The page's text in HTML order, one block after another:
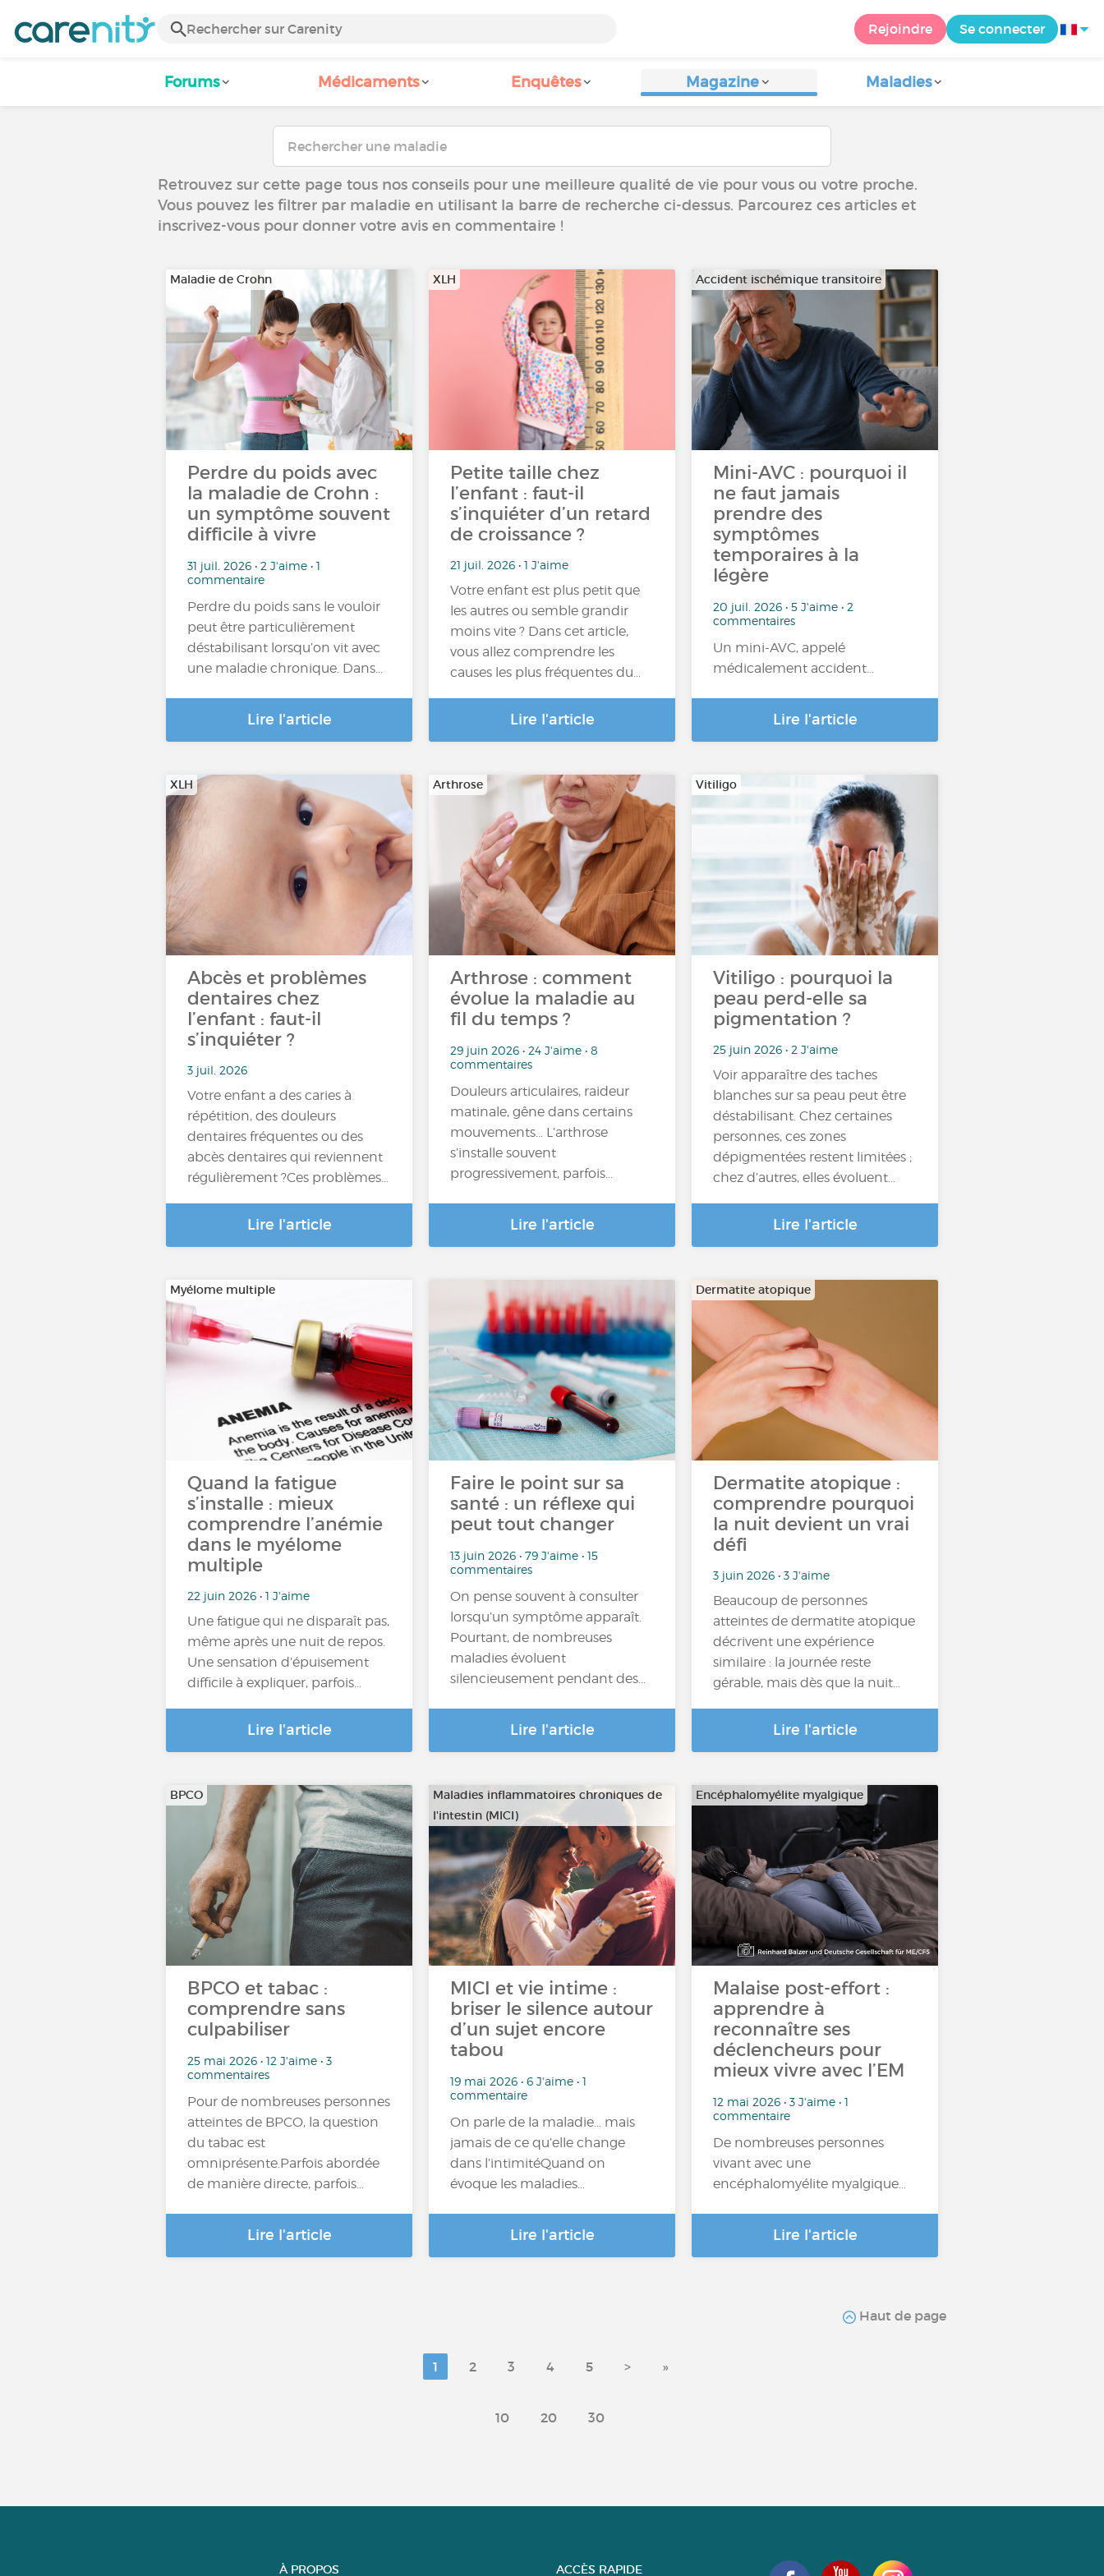
Rejoindre Se connecter
Forums Médicaments Enquêtes Magazine Maladies
Retrouvez sur cette page tous nos conseils pour une meilleure qualité de vie pour vous ou votre proche.
Vous pouvez les filtrer par maladie en utilisant la barre de recherche ci-dessus. Parcourez ces articles et
inscrivez-vous pour donner votre avis en commentaire !
Maladie de Crohn
Perdre du poids avec
la maladie de Crohn :
un symptôme souvent
difficile à vivre
31 juil. 2026 • 2 J'aime • 1
commentaire
Perdre du poids sans le vouloir
peut être particulièrement
déstabilisant lorsqu’on vit avec
une maladie chronique. Dans…
Lire l'article
XLH
Petite taille chez
l’enfant : faut-il
s’inquiéter d’un retard
de croissance ?
21 juil. 2026 • 1 J'aime
Votre enfant est plus petit que
les autres ou semble grandir
moins vite ? Dans cet article,
vous allez comprendre les
causes les plus fréquentes du…
Lire l'article
Accident ischémique transitoire
Mini-AVC : pourquoi il
ne faut jamais
prendre des
symptômes
temporaires à la
légère
20 juil. 2026 • 5 J'aime • 2
commentaires
Un mini-AVC, appelé
médicalement accident…
Lire l'article
XLH
Abcès et problèmes
dentaires chez
l’enfant : faut-il
s’inquiéter ?
3 juil. 2026
Votre enfant a des caries à
répétition, des douleurs
dentaires fréquentes ou des
abcès dentaires qui reviennent
régulièrement ?Ces problèmes…
Lire l'article
Arthrose
Arthrose : comment
évolue la maladie au
fil du temps ?
29 juin 2026 • 24 J'aime • 8
commentaires
Douleurs articulaires, raideur
matinale, gêne dans certains
mouvements… L’arthrose
s’installe souvent
progressivement, parfois…
Lire l'article
Vitiligo
Vitiligo : pourquoi la
peau perd-elle sa
pigmentation ?
25 juin 2026 • 2 J'aime
Voir apparaître des taches
blanches sur sa peau peut être
déstabilisant. Chez certaines
personnes, ces zones
dépigmentées restent limitées ;
chez d’autres, elles évoluent…
Lire l'article
Myélome multiple
Quand la fatigue
s’installe : mieux
comprendre l’anémie
dans le myélome
multiple
22 juin 2026 • 1 J'aime
Une fatigue qui ne disparaît pas,
même après une nuit de repos.
Une sensation d’épuisement
difficile à expliquer, parfois…
Lire l'article
Faire le point sur sa
santé : un réflexe qui
peut tout changer
13 juin 2026 • 79 J'aime • 15
commentaires
On pense souvent à consulter
lorsqu’un symptôme apparaît.
Pourtant, de nombreuses
maladies évoluent
silencieusement pendant des…
Lire l'article
Dermatite atopique
Dermatite atopique :
comprendre pourquoi
la nuit devient un vrai
défi
3 juin 2026 • 3 J'aime
Beaucoup de personnes
atteintes de dermatite atopique
décrivent une expérience
similaire : la journée reste
gérable, mais dès que la nuit…
Lire l'article
BPCO
BPCO et tabac :
comprendre sans
culpabiliser
25 mai 2026 • 12 J'aime • 3
commentaires
Pour de nombreuses personnes
atteintes de BPCO, la question
du tabac est
omniprésente.Parfois abordée
de manière directe, parfois…
Lire l'article
Maladies inflammatoires chroniques de
l'intestin (MICI)
MICI et vie intime :
briser le silence autour
d’un sujet encore
tabou
19 mai 2026 • 6 J'aime • 1
commentaire
On parle de la maladie… mais
jamais de ce qu’elle change
dans l’intimitéQuand on
évoque les maladies…
Lire l'article
Encéphalomyélite myalgique
Malaise post-effort :
apprendre à
reconnaître ses
déclencheurs pour
mieux vivre avec l’EM
12 mai 2026 • 3 J'aime • 1
commentaire
De nombreuses personnes
vivant avec une
encéphalomyélite myalgique…
Lire l'article
Haut de page
1 2 3 4 5 > »
10 20 30
À PROPOS ACCÈS RAPIDE